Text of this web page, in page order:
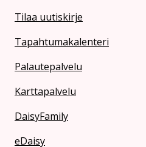
Tilaa uutiskirje
Tapahtumakalenteri
Palautepalvelu
Karttapalvelu
DaisyFamily
eDaisy